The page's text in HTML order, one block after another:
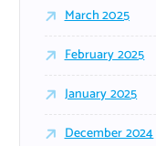
March 2025
February 2025
January 2025
December 2024